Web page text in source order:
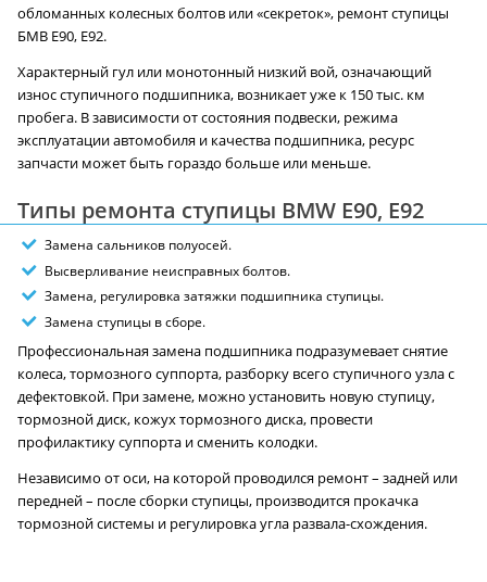
обломанных колесных болтов или «секреток», ремонт ступицы
БМВ E90, E92.
Характерный гул или монотонный низкий вой, означающий
износ ступичного подшипника, возникает уже к 150 тыс. км
пробега. В зависимости от состояния подвески, режима
эксплуатации автомобиля и качества подшипника, ресурс
запчасти может быть гораздо больше или меньше.
Типы ремонта ступицы BMW E90, E92
Замена сальников полуосей.
Высверливание неисправных болтов.
Замена, регулировка затяжки подшипника ступицы.
Замена ступицы в сборе.
Профессиональная замена подшипника подразумевает снятие
колеса, тормозного суппорта, разборку всего ступичного узла с
дефектовкой. При замене, можно установить новую ступицу,
тормозной диск, кожух тормозного диска, провести
профилактику суппорта и сменить колодки.
Независимо от оси, на которой проводился ремонт – задней или
передней – после сборки ступицы, производится прокачка
тормозной системы и регулировка угла развала-схождения.